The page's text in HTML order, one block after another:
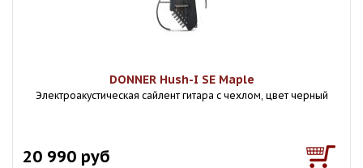
DONNER Hush-I SE Maple
Электроакустическая сайлент гитара с чехлом, цвет черный
20 990 руб